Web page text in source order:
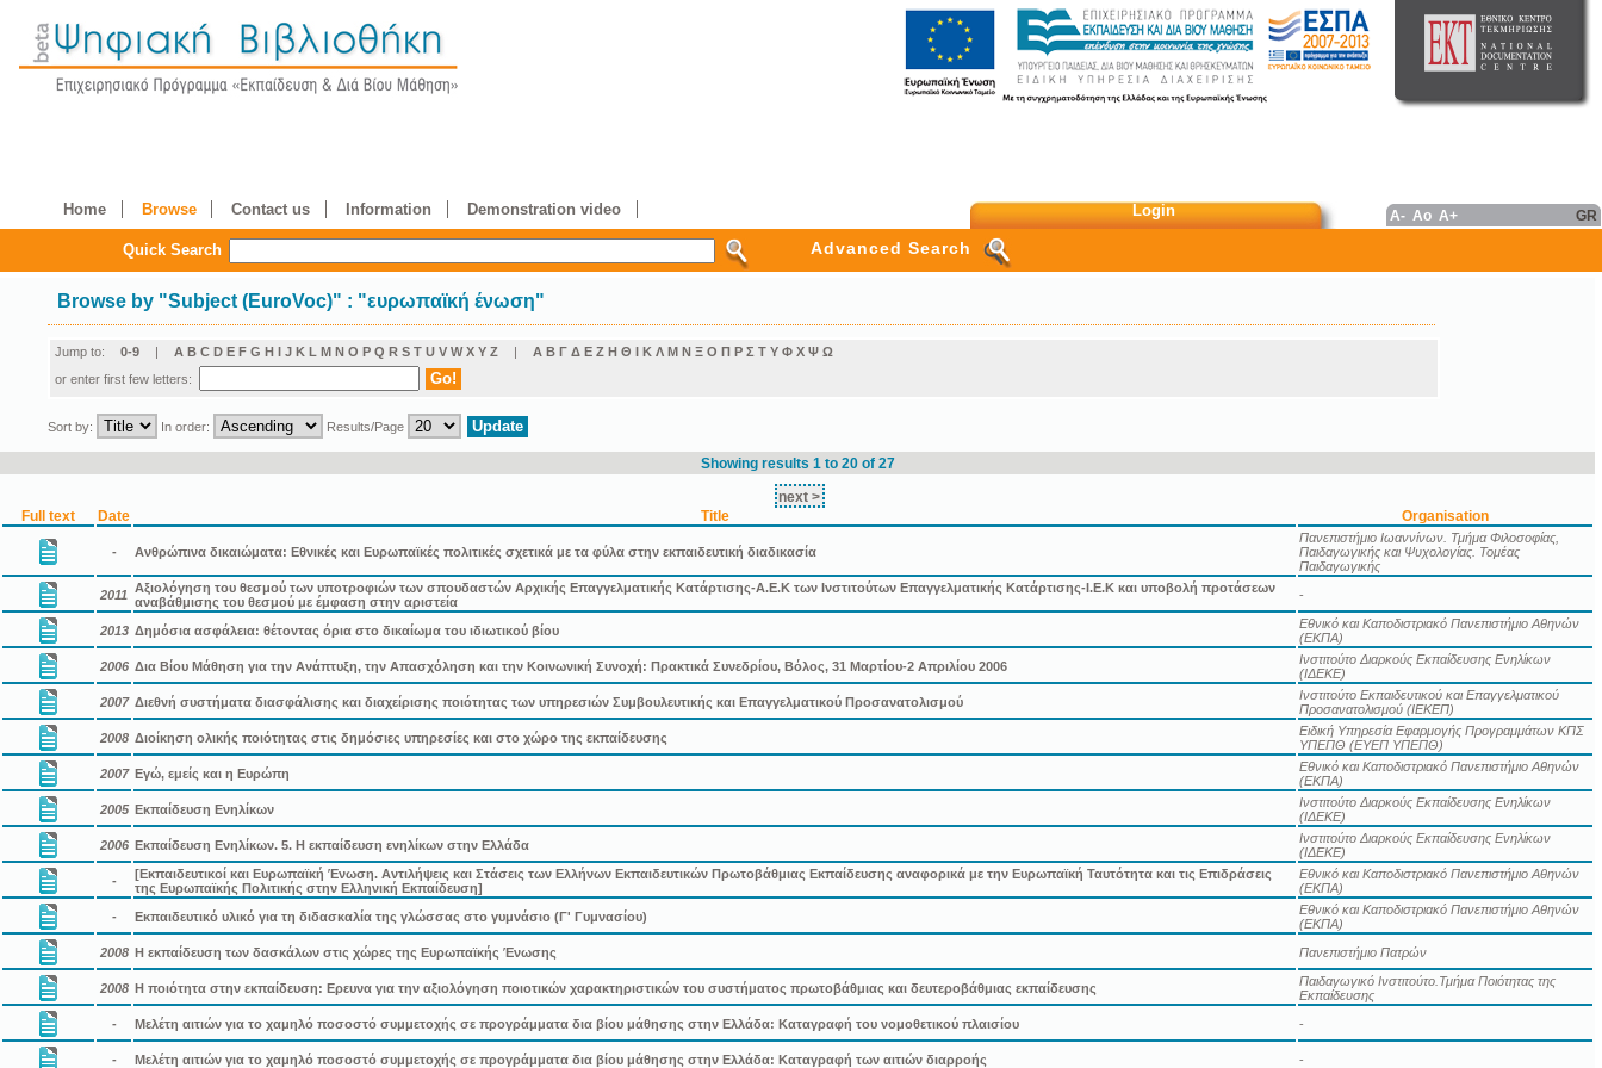
Home Browse Contact us Information Demonstration video Login A- Ao A+ GR
Quick Search Advanced Search
Browse by "Subject (EuroVoc)" : "ευρωπαϊκή ένωση"
Jump to: 0-9 | A B C D E F G H I J K L M N O P Q R S T U V W X Y Z | Α Β Γ Δ Ε Ζ Η Θ Ι Κ Λ Μ Ν Ξ Ο Π Ρ Σ Τ Υ Φ Χ Ψ Ω
or enter first few letters:
Sort by: In order: Results/Page
Showing results 1 to 20 of 27
next >
Full text
Date Title Organisation
- Ανθρώπινα δικαιώματα: Εθνικές και Ευρωπαϊκές πολιτικές σχετικά με τα φύλα στην εκπαιδευτική διαδικασία
Πανεπιστήμιο Ιωαννίνων. Τμήμα Φιλοσοφίας,
Παιδαγωγικής και Ψυχολογίας. Τομέας
Παιδαγωγικής
2011 Αξιολόγηση του θεσμού των υποτροφιών των σπουδαστών Αρχικής Επαγγελματικής Κατάρτισης-Α.Ε.Κ των Ινστιτούτων Επαγγελματικής Κατάρτισης-Ι.Ε.Κ και υποβολή προτάσεων
αναβάθμισης του θεσμού με έμφαση στην αριστεία
-
2013 Δημόσια ασφάλεια: θέτοντας όρια στο δικαίωμα του ιδιωτικού βίου
Εθνικό και Καποδιστριακό Πανεπιστήμιο Αθηνών
(ΕΚΠΑ)
2006 Δια Βίου Μάθηση για την Ανάπτυξη, την Απασχόληση και την Κοινωνική Συνοχή: Πρακτικά Συνεδρίου, Βόλος, 31 Μαρτίου-2 Απριλίου 2006
Ινστιτούτο Διαρκούς Εκπαίδευσης Ενηλίκων
(ΙΔΕΚΕ)
2007 Διεθνή συστήματα διασφάλισης και διαχείρισης ποιότητας των υπηρεσιών Συμβουλευτικής και Επαγγελματικού Προσανατολισμού
Ινστιτούτο Εκπαιδευτικού και Επαγγελματικού
Προσανατολισμού (ΙΕΚΕΠ)
2008 Διοίκηση ολικής ποιότητας στις δημόσιες υπηρεσίες και στο χώρο της εκπαίδευσης
Ειδική Υπηρεσία Εφαρμογής Προγραμμάτων ΚΠΣ
ΥΠΕΠΘ (ΕΥΕΠ ΥΠΕΠΘ)
2007 Εγώ, εμείς και η Ευρώπη
Εθνικό και Καποδιστριακό Πανεπιστήμιο Αθηνών
(ΕΚΠΑ)
2005 Εκπαίδευση Ενηλίκων
Ινστιτούτο Διαρκούς Εκπαίδευσης Ενηλίκων
(ΙΔΕΚΕ)
2006 Εκπαίδευση Ενηλίκων. 5. Η εκπαίδευση ενηλίκων στην Ελλάδα
Ινστιτούτο Διαρκούς Εκπαίδευσης Ενηλίκων
(ΙΔΕΚΕ)
-
[Εκπαιδευτικοί και Ευρωπαϊκή Ένωση. Αντιλήψεις και Στάσεις των Ελλήνων Εκπαιδευτικών Πρωτοβάθμιας Εκπαίδευσης αναφορικά με την Ευρωπαϊκή Ταυτότητα και τις Επιδράσεις
της Ευρωπαϊκής Πολιτικής στην Ελληνική Εκπαίδευση]
Εθνικό και Καποδιστριακό Πανεπιστήμιο Αθηνών
(ΕΚΠΑ)
-
Εκπαιδευτικό υλικό για τη διδασκαλία της γλώσσας στο γυμνάσιο (Γ' Γυμνασίου)
Εθνικό και Καποδιστριακό Πανεπιστήμιο Αθηνών
(ΕΚΠΑ)
2008 Η εκπαίδευση των δασκάλων στις χώρες της Ευρωπαϊκής Ένωσης Πανεπιστήμιο Πατρών
2008 Η ποιότητα στην εκπαίδευση: Ερευνα για την αξιολόγηση ποιοτικών χαρακτηριστικών του συστήματος πρωτοβάθμιας και δευτεροβάθμιας εκπαίδευσης
Παιδαγωγικό Ινστιτούτο.Τμήμα Ποιότητας της
Εκπαίδευσης
-
Μελέτη αιτιών για το χαμηλό ποσοστό συμμετοχής σε προγράμματα δια βίου μάθησης στην Ελλάδα: Καταγραφή του νομοθετικού πλαισίου -
- Μελέτη αιτιών για το χαμηλό ποσοστό συμμετοχής σε προγράμματα δια βίου μάθησης στην Ελλάδα: Καταγραφή των αιτιών διαρροής -